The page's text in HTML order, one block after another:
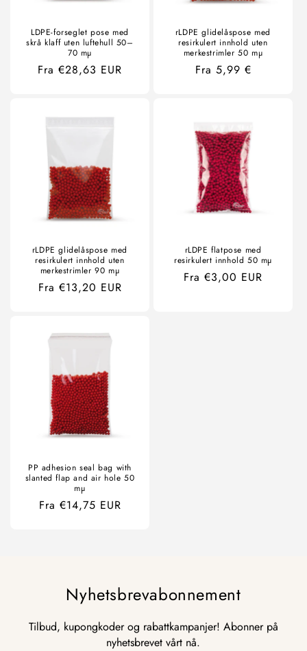
LDPE-forseglet pose med
skrå klaff uten luftehull 50–
70 mµ
Ordinær
Fra €28,63 EUR
rLDPE glidelåspose med
resirkulert innhold uten
merkestrimler 50 mµ
Ordinær
Fra 5,99 €
rLDPE glidelåspose med
resirkulert innhold uten
merkestrimler 90 mµ
Ordinær
Fra €13,20 EUR
rLDPE flatpose med
resirkulert innhold 50 mµ
Ordinær
Fra €3,00 EUR
PP adhesion seal bag with
slanted flap and air hole 50
mµ
Ordinær
Fra €14,75 EUR
Nyhetsbrevabonnement
Tilbud, kupongkoder og rabattkampanjer! Abonner på
nyhetsbrevet vårt nå.